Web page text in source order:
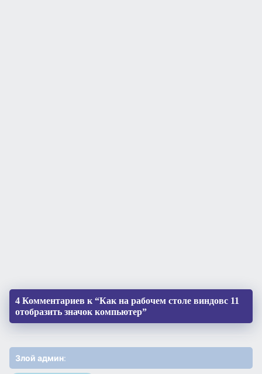
4 Комментариев к “Как на рабочем столе виндовс 11
отобразить значок компьютер”
Злой админ: